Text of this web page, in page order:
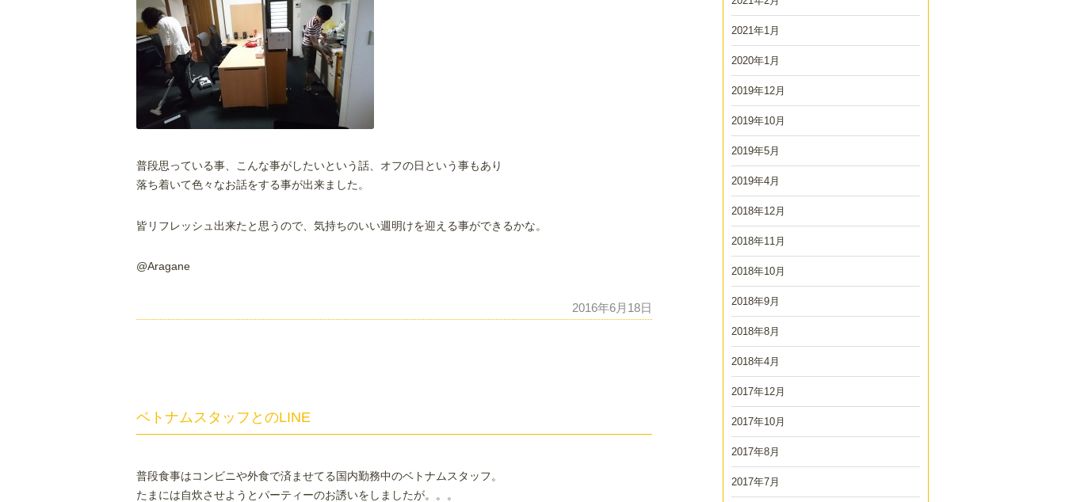
普段思っている事、こんな事がしたいという話、オフの日という事もあり
落ち着いて色々なお話をする事が出来ました。
皆リフレッシュ出来たと思うので、気持ちのいい週明けを迎える事ができるかな。
@Aragane
2016年6月18日
ベトナムスタッフとのLINE
普段食事はコンビニや外食で済ませてる国内勤務中のベトナムスタッフ。
たまには自炊させようとパーティーのお誘いをしましたが。。。
2021年1月
2020年1月
2019年12月
2019年10月
2019年5月
2019年4月
2018年12月
2018年11月
2018年10月
2018年9月
2018年8月
2018年4月
2017年12月
2017年10月
2017年8月
2017年7月